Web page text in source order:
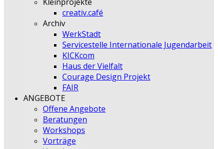
creativ.café
Archiv
WerkStadt
Servicestelle Internationale Jugendarbeit
KICKcom
Haus der Vielfalt
Courage Design Projekt
FAIR
ANGEBOTE
Offene Angebote
Beratungen
Workshops
Vorträge